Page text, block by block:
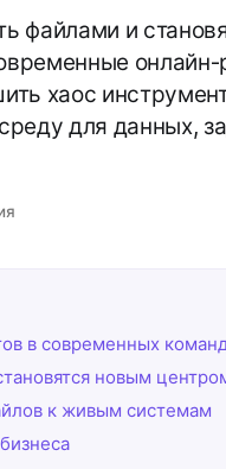
файлами и
хаос
для данных,
в современных
новым
к живым системам